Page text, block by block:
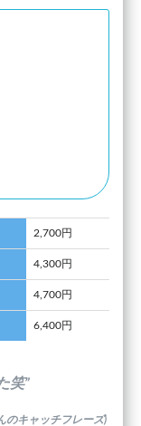
2,700円
4,300円
4,700円
6,400円
笑”
のキャッチフレーズ)